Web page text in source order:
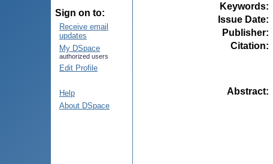
Sign on to:
Receive email
updates
My DSpace
authorized users
Edit Profile
Help
About DSpace
Keywords:
Issue Date:
Publisher:
Citation:
Abstract: